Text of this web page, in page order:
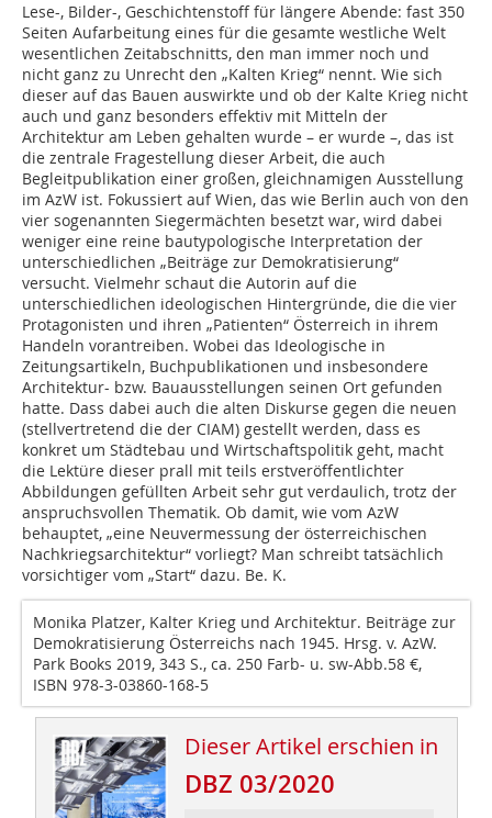
Lese-, Bilder-, Geschichtenstoff für längere Abende: fast 350
Seiten Aufarbeitung eines für die gesamte westliche Welt
wesentlichen Zeitabschnitts, den man immer noch und
nicht ganz zu Unrecht den „Kalten Krieg“ nennt. Wie sich
dieser auf das Bauen auswirkte und ob der Kalte Krieg nicht
auch und ganz besonders effektiv mit Mitteln der
Architektur am Leben gehalten wurde – er wurde –, das ist
die zentrale Fragestellung dieser Arbeit, die auch
Begleitpublikation einer großen, gleichnamigen Ausstellung
im AzW ist. Fokussiert auf Wien, das wie Berlin auch von den
vier sogenannten Siegermächten besetzt war, wird dabei
weniger eine reine bautypologische Interpretation der
unterschiedlichen „Beiträge zur Demokratisierung“
versucht. Vielmehr schaut die Autorin auf die
unterschiedlichen ideologischen Hintergründe, die die vier
Protagonisten und ihren „Patienten“ ­Österreich in ihrem
Handeln vorantreiben. Wobei das Ideologische in
Zeitungsartikeln, Buchpublikationen und insbesondere
Architektur- bzw. Bauausstellungen seinen Ort gefunden
hatte. Dass dabei auch die alten Diskurse gegen die neuen
(stellvertretend die der CIAM) gestellt werden, dass es
konkret um Städtebau und Wirtschaftspolitik geht, macht
die Lektüre dieser prall mit teils erstveröffentlichter
Abbildungen gefüllten Arbeit sehr gut verdaulich, trotz der
anspruchsvollen Thematik. Ob damit, wie vom AzW
behauptet, „eine Neuvermessung der österreichischen
Nachkriegsarchitektur“ vorliegt? Man schreibt tatsächlich
vorsichtiger vom „Start“ dazu. Be. K.
Monika Platzer, Kalter Krieg und Architektur. Beiträge zur
Demokratisierung Österreichs nach 1945. Hrsg. v. AzW.
Park Books 2019, 343 S., ca. 250 Farb- u. sw-Abb.58 €,
ISBN 978­-3-­03860­-168-­5
Dieser Artikel erschien in
DBZ 03/2020